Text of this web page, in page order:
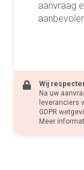
aanvraag
Wij
Na uw
leveranciers
GDPR
Meer